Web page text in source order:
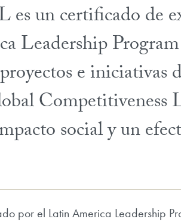
un certificado de
Leadership
e iniciativas
Competitiveness
social y un
por el Latin America Leadership